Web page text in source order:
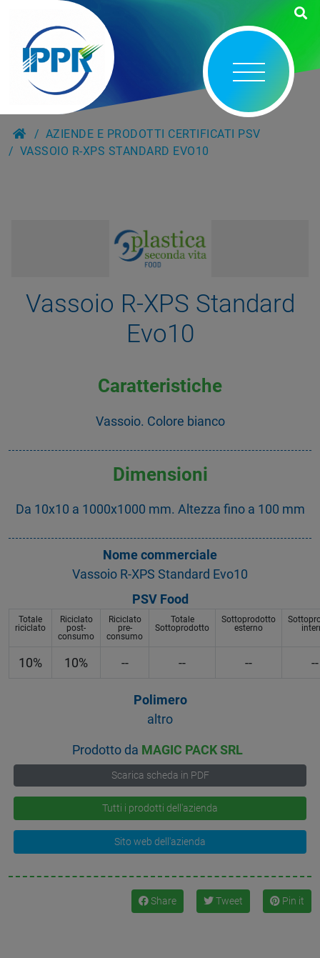
AZIENDE E PRODOTTI CERTIFICATI PSV
VASSOIO R-XPS STANDARD EVO10
Vassoio R-XPS Standard
Evo10
Caratteristiche
Vassoio. Colore bianco
Dimensioni
Da 10x10 a 1000x1000 mm. Altezza fino a 100 mm
Nome commerciale
Vassoio R-XPS Standard Evo10
PSV Food
Totale
riciclato
Riciclato
post-
consumo
Riciclato
pre-
consumo
Totale
Sottoprodotto
Sottoprodotto
esterno
10% 10% -- -- -- --
Polimero
altro
Prodotto da MAGIC PACK SRL
Scarica scheda in PDF
Tutti i prodotti dell'azienda
Sito web dell'azienda
Share Tweet Pin it